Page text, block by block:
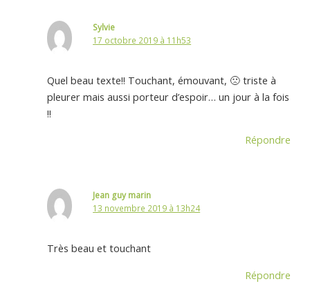
Sylvie
17 octobre 2019 à 11h53
Quel beau texte!! Touchant, émouvant, 🙁 triste à
pleurer mais aussi porteur d’espoir… un jour à la fois
!!
Répondre
Jean guy marin
13 novembre 2019 à 13h24
Très beau et touchant
Répondre